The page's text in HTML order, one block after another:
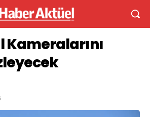
Kameralarını